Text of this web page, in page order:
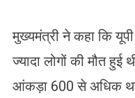
मुख्यमंत्री ने कहा कि
ज्यादा लोगों की मौत हुई
आंकड़ा 600 से अधिक